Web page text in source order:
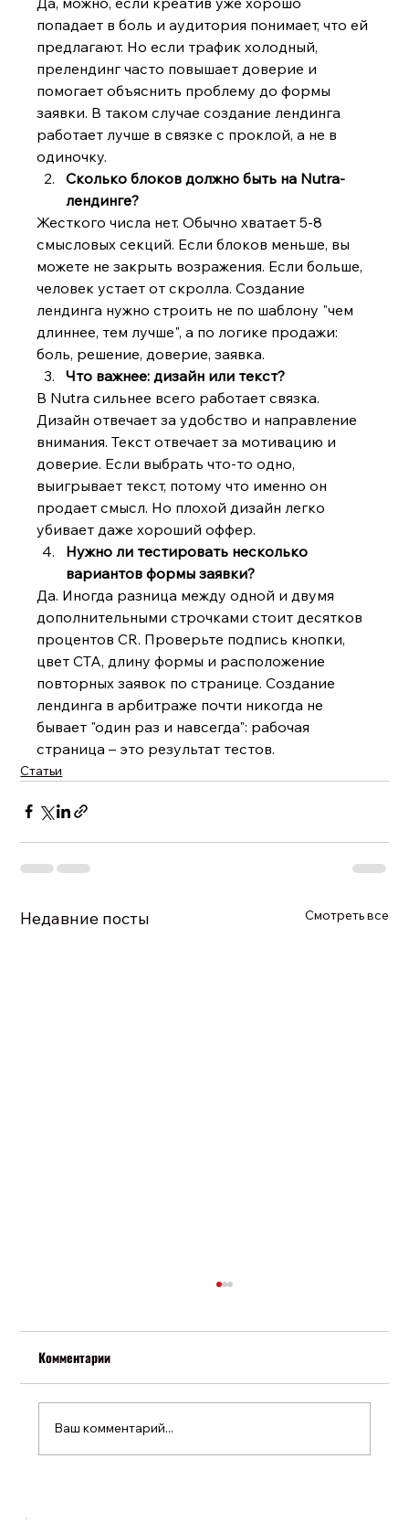
попадает в боль и аудитория понимает, что ей
предлагают. Но если трафик холодный,
прелендинг часто повышает доверие и
помогает объяснить проблему до формы
заявки. В таком случае создание лендинга
работает лучше в связке с проклой, а не в
одиночку.
Сколько блоков должно быть на Nutra-
лендинге?
Жесткого числа нет. Обычно хватает 5-8
смысловых секций. Если блоков меньше, вы
можете не закрыть возражения. Если больше,
человек устает от скролла. Создание
лендинга нужно строить не по шаблону "чем
длиннее, тем лучше", а по логике продажи:
боль, решение, доверие, заявка.
Что важнее: дизайн или текст?
В Nutra сильнее всего работает связка.
Дизайн отвечает за удобство и направление
внимания. Текст отвечает за мотивацию и
доверие. Если выбрать что-то одно,
выигрывает текст, потому что именно он
продает смысл. Но плохой дизайн легко
убивает даже хороший оффер.
Нужно ли тестировать несколько
вариантов формы заявки?
Да. Иногда разница между одной и двумя
дополнительными строчками стоит десятков
процентов CR. Проверьте подпись кнопки,
цвет CTA, длину формы и расположение
повторных заявок по странице. Создание
лендинга в арбитраже почти никогда не
бывает "один раз и навсегда": рабочая
страница – это результат тестов.
Статьи
Недавние посты Смотреть все
Комментарии
Ваш комментарий...